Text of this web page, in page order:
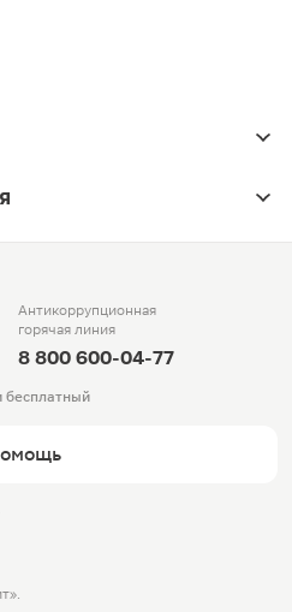
Антикоррупционная
горячая линия
8 800 600-04-77
бесплатный